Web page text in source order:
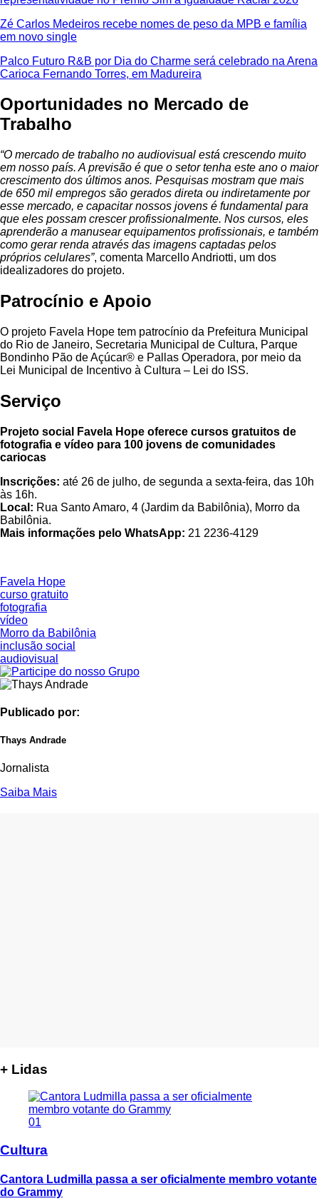
Zé Carlos Medeiros recebe nomes de peso da MPB e família
em novo single
Palco Futuro R&B por Dia do Charme será celebrado na Arena
Carioca Fernando Torres, em Madureira
Oportunidades no Mercado de
Trabalho
“O mercado de trabalho no audiovisual está crescendo muito
em nosso país. A previsão é que o setor tenha este ano o maior
crescimento dos últimos anos. Pesquisas mostram que mais
de 650 mil empregos são gerados direta ou indiretamente por
esse mercado, e capacitar nossos jovens é fundamental para
que eles possam crescer profissionalmente. Nos cursos, eles
aprenderão a manusear equipamentos profissionais, e também
como gerar renda através das imagens captadas pelos
próprios celulares”, comenta Marcello Andriotti, um dos
idealizadores do projeto.
Patrocínio e Apoio
O projeto Favela Hope tem patrocínio da Prefeitura Municipal
do Rio de Janeiro, Secretaria Municipal de Cultura, Parque
Bondinho Pão de Açúcar® e Pallas Operadora, por meio da
Lei Municipal de Incentivo à Cultura – Lei do ISS.
Serviço
Projeto social Favela Hope oferece cursos gratuitos de
fotografia e vídeo para 100 jovens de comunidades
cariocas
Inscrições: até 26 de julho, de segunda a sexta-feira, das 10h
às 16h.
Local: Rua Santo Amaro, 4 (Jardim da Babilônia), Morro da
Babilônia.
Mais informações pelo WhatsApp: 21 2236-4129
Favela Hope
curso gratuito
fotografia
vídeo
Morro da Babilônia
inclusão social
audiovisual
Publicado por:
Thays Andrade
Jornalista
Saiba Mais
+ Lidas
01
Cultura
Cantora Ludmilla passa a ser oficialmente membro votante
do Grammy